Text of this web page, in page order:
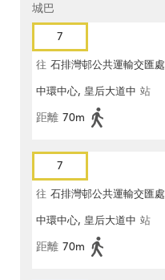
城巴
7
往 石排灣邨公共運輸交匯處
中環中心, 皇后大道中 站
距離 70m
7
往 石排灣邨公共運輸交匯處
中環中心, 皇后大道中 站
距離 70m